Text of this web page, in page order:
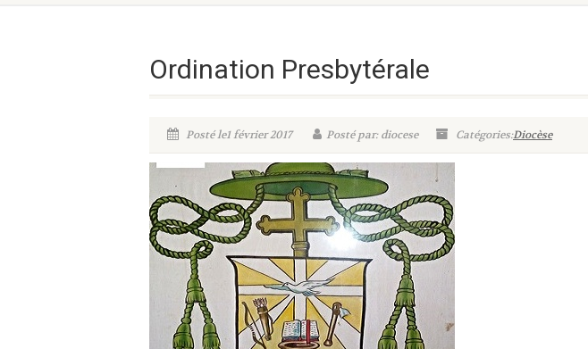
Ordination Presbytérale
Posté le1 février 2017 Posté par: diocese Catégories:Diocèse